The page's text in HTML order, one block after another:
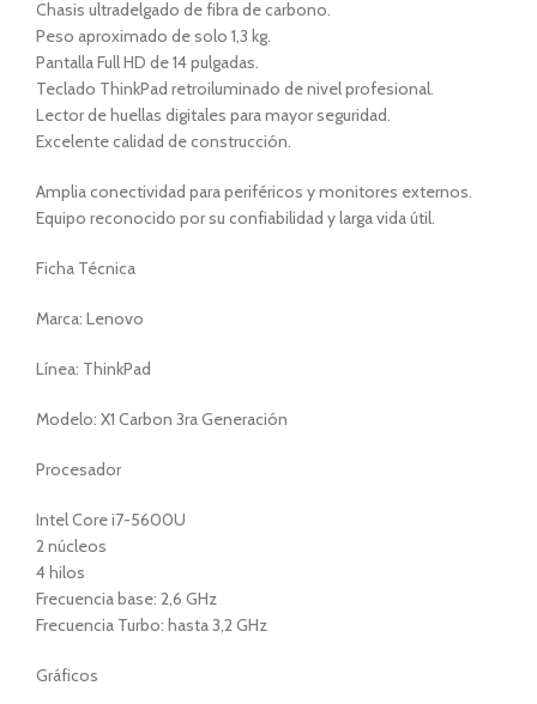
Chasis ultradelgado de fibra de carbono.
Peso aproximado de solo 1,3 kg.
Pantalla Full HD de 14 pulgadas.
Teclado ThinkPad retroiluminado de nivel profesional.
Lector de huellas digitales para mayor seguridad.
Excelente calidad de construcción.
Amplia conectividad para periféricos y monitores externos.
Equipo reconocido por su confiabilidad y larga vida útil.
Ficha Técnica
Marca: Lenovo
Línea: ThinkPad
Modelo: X1 Carbon 3ra Generación
Procesador
Intel Core i7-5600U
2 núcleos
4 hilos
Frecuencia base: 2,6 GHz
Frecuencia Turbo: hasta 3,2 GHz
Gráficos